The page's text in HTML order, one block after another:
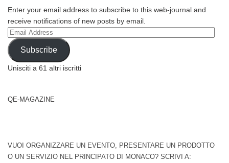
Enter your email address to subscribe to this web-journal and
receive notifications of new posts by email.
Email
Address
Subscribe
Unisciti a 61 altri iscritti
QE-MAGAZINE
VUOI ORGANIZZARE UN EVENTO, PRESENTARE UN PRODOTTO
O UN SERVIZIO NEL PRINCIPATO DI MONACO? SCRIVI A: